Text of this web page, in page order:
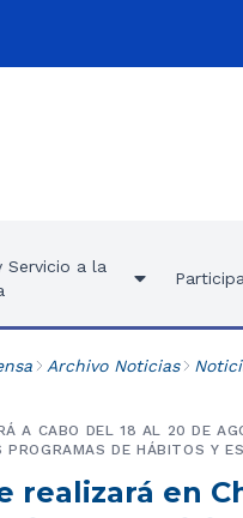
Servicio a la
Participa
Archivo Noticias
realizará en
A CABO DEL 18 AL 20 DE
PROGRAMAS DE HÁBITOS Y